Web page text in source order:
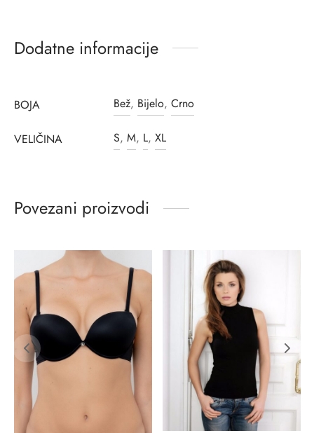
Dodatne informacije
BOJA Bež, Bijelo, Crno
VELIČINA S, M, L, XL
Povezani proizvodi